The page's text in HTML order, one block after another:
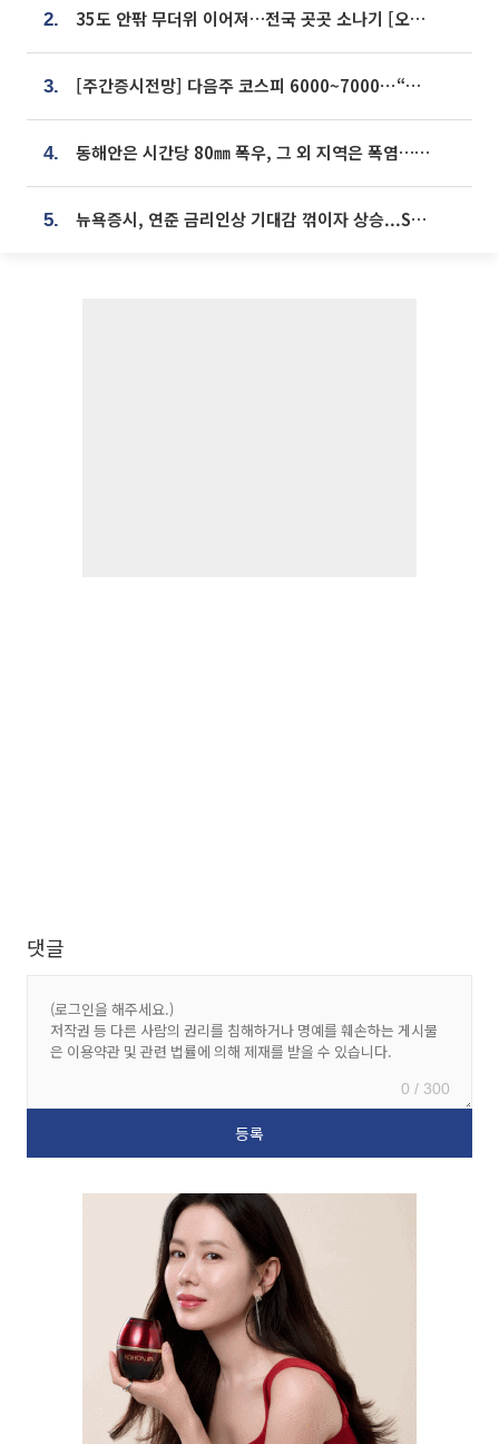
2. 35도 안팎 무더위 이어져…전국 곳곳 소나기 [오늘 날씨]
3. [주간증시전망] 다음주 코스피 6000~7000⋯“外人 수급은 정책이 변수”
4. 동해안은 시간당 80㎜ 폭우, 그 외 지역은 폭염…‘극과 극 날씨’
5. 뉴욕증시, 연준 금리인상 기대감 꺾이자 상승...S&P500 사상 최고치 [종합]
댓글
0 / 300